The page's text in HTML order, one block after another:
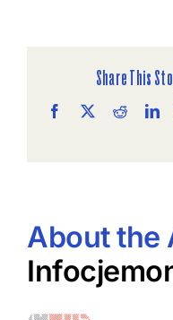
Share This
Facebook
X Reddit
About the